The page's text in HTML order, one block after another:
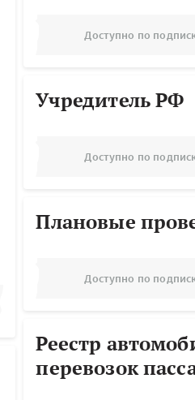
Доступно по
Учредитель РФ
Доступно по
Плановые
Доступно по
Реестр
перевозок